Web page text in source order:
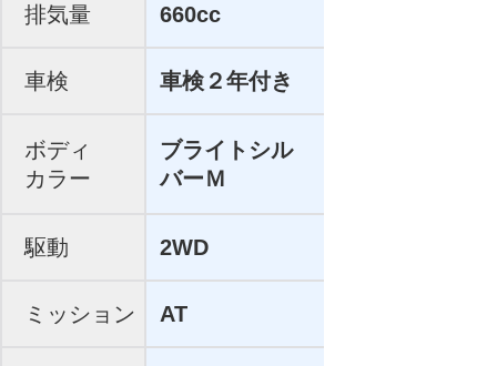
排気量 660cc
車検 車検２年付き
ボディ
カラー
ブライトシル
バーＭ
駆動 2WD
ミッション AT